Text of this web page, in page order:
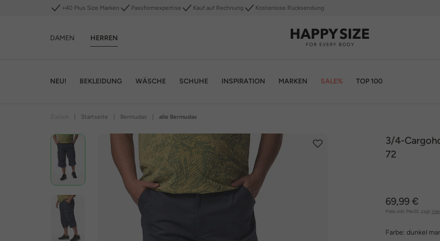
+40 Plus Size Marken Passformexpertise Kauf auf Rechnung Kostenlose Rücksendung
DAMEN HERREN
NEU! BEKLEIDUNG WÄSCHE SCHUHE INSPIRATION MARKEN SALE% TOP 100
Startseite Bermudas alle Bermudas
3/4-
72
69,99 €
Preis inkl. MwSt. zzgl.
Farbe: dunkel